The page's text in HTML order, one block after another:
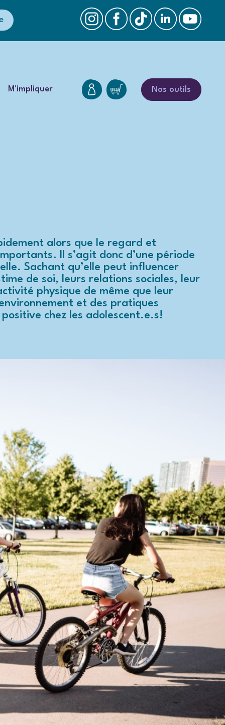
M'impliquer Nos outils
alors que le regard et
Il s’agit donc d’une période
Sachant qu’elle peut influencer
de soi, leurs relations sociales, leur
physique de même que leur
et des pratiques
chez les adolescent.e.s!